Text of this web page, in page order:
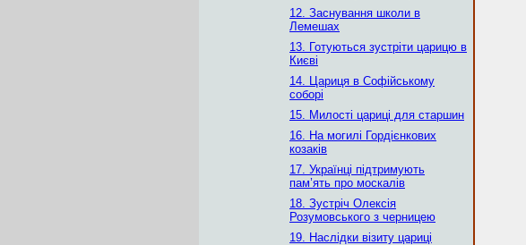
12. Заснування школи в
Лемешах
13. Готуються зустріти царицю в
Києві
14. Цариця в Софійському
соборі
15. Милості цариці для старшин
16. На могилі Гордієнкових
козаків
17. Українці підтримують
пам’ять про москалів
18. Зустріч Олексія
Розумовського з черницею
19. Наслідки візиту цариці